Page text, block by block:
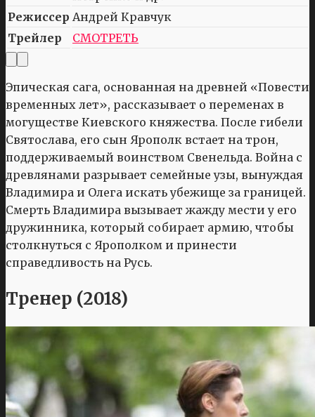
Режиссер Андрей Кравчук
Трейлер
СМОТРЕТЬ
Эпическая сага, основанная на древней «Повести
временных лет», рассказывает о переменах в
могуществе Киевского княжества. После гибели
Святослава, его сын Ярополк встает на трон,
поддерживаемый воинством Свенельда. Война с
древлянами разрывает семейные узы, вынуждая
Владимира и Олега искать убежище за границей.
Смерть Владимира вызывает жажду мести у его
дружинника, который собирает армию, чтобы
столкнуться с Ярополком и принести
справедливость на Русь.
Тренер (2018)